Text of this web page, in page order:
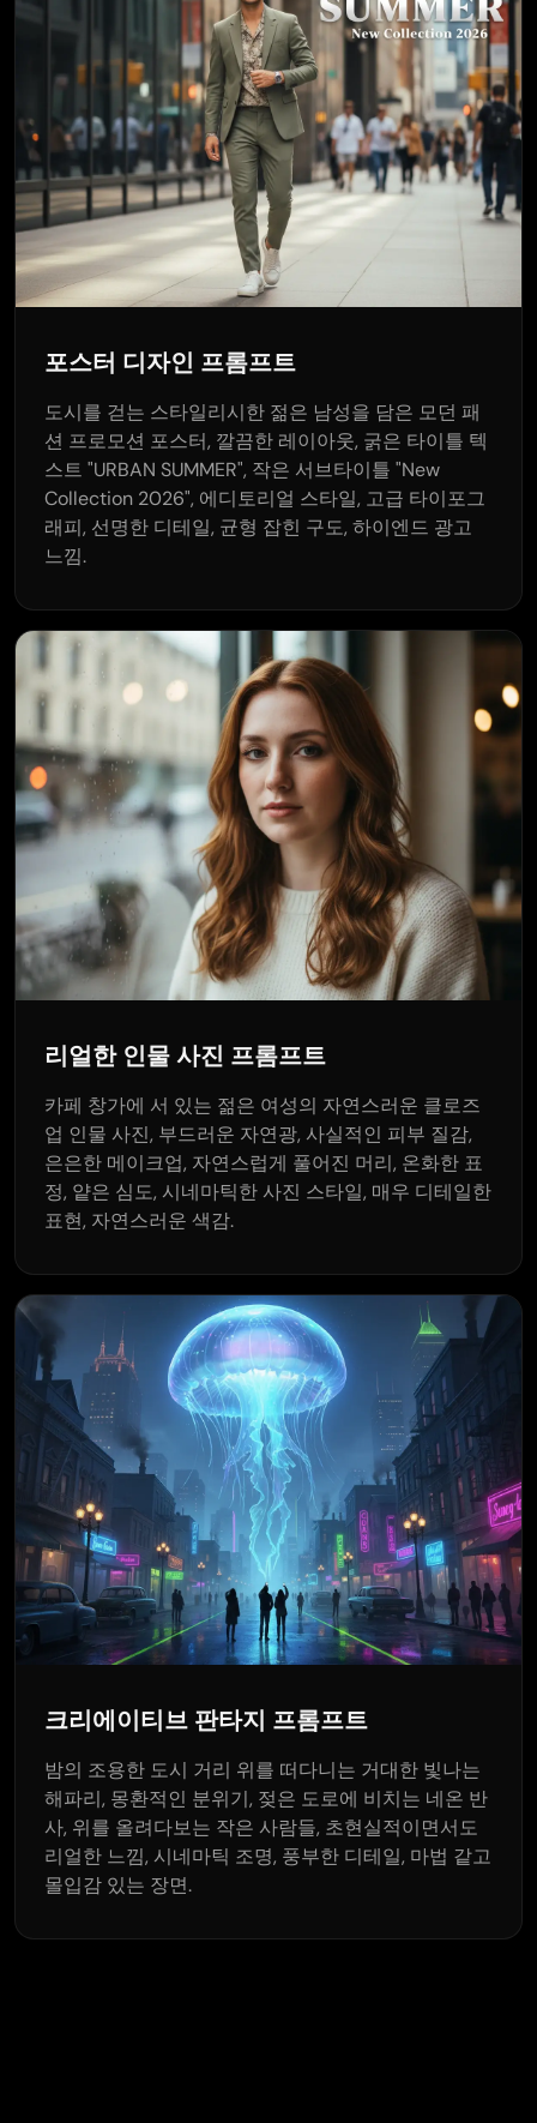
포스터 디자인 프롬프트
도시를 걷는 스타일리시한 젊은 남성을 담은 모던 패
션 프로모션 포스터, 깔끔한 레이아웃, 굵은 타이틀 텍
스트 "URBAN SUMMER", 작은 서브타이틀 "New
Collection 2026", 에디토리얼 스타일, 고급 타이포그
래피, 선명한 디테일, 균형 잡힌 구도, 하이엔드 광고
느낌.
리얼한 인물 사진 프롬프트
카페 창가에 서 있는 젊은 여성의 자연스러운 클로즈
업 인물 사진, 부드러운 자연광, 사실적인 피부 질감,
은은한 메이크업, 자연스럽게 풀어진 머리, 온화한 표
정, 얕은 심도, 시네마틱한 사진 스타일, 매우 디테일한
표현, 자연스러운 색감.
크리에이티브 판타지 프롬프트
밤의 조용한 도시 거리 위를 떠다니는 거대한 빛나는
해파리, 몽환적인 분위기, 젖은 도로에 비치는 네온 반
사, 위를 올려다보는 작은 사람들, 초현실적이면서도
리얼한 느낌, 시네마틱 조명, 풍부한 디테일, 마법 같고
몰입감 있는 장면.